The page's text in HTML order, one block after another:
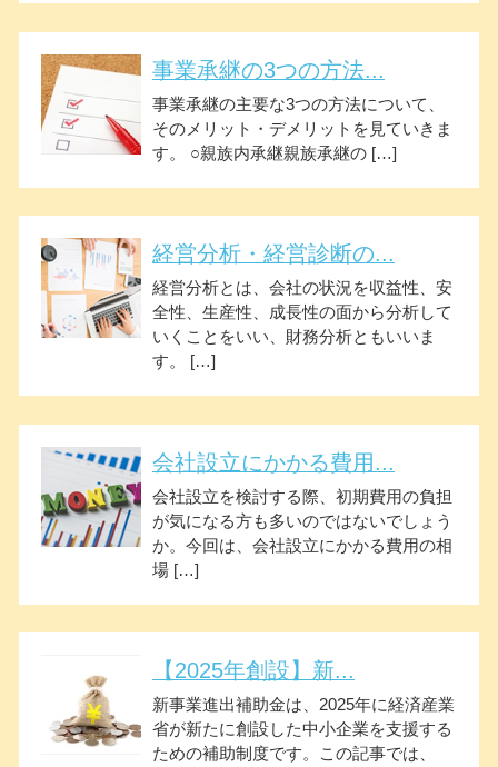
事業承継の3つの方法...
事業承継の主要な3つの方法について、
そのメリット・デメリットを見ていきま
す。 ○親族内承継親族承継の […]
経営分析・経営診断の...
経営分析とは、会社の状況を収益性、安
全性、生産性、成長性の面から分析して
いくことをいい、財務分析ともいいま
す。 […]
会社設立にかかる費用...
会社設立を検討する際、初期費用の負担
が気になる方も多いのではないでしょう
か。今回は、会社設立にかかる費用の相
場 […]
【2025年創設】新...
新事業進出補助金は、2025年に経済産業
省が新たに創設した中小企業を支援する
ための補助制度です。この記事では、